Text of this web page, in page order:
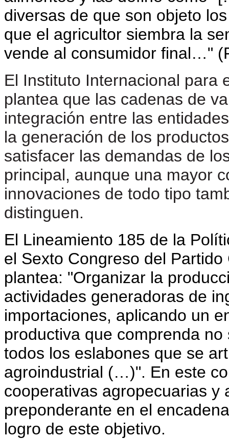
diversas de que son objeto
que el agricultor siembra la
vende al consumidor final…"
El Instituto Internacional para
plantea que las cadenas de
integración entre las
la generación de los
satisfacer las demandas de
principal, aunque una mayor
innovaciones de todo tipo
distinguen.
El Lineamiento 185 de la
el Sexto Congreso del
plantea: "Organizar la
actividades generadoras de
importaciones, aplicando un
productiva que comprenda
todos los eslabones que se
agroindustrial (…)". En este
cooperativas agropecuarias y
preponderante en el
logro de este objetivo.